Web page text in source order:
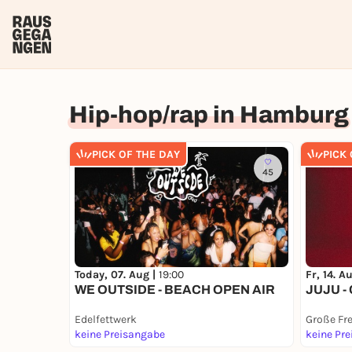
Hip-hop/rap in Hamburg
PICK OF THE DAY
45
Today, 07. Aug | 19:00
WE OUTSIDE - BEACH OPEN AIR
Edelfettwerk
keine Preisangabe
PICK
Fr, 14.
JUJU -
Große
keine